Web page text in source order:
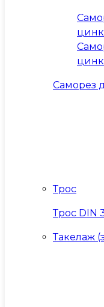
цинк
цинк
Саморез
Трос
Трос DIN
Такелаж